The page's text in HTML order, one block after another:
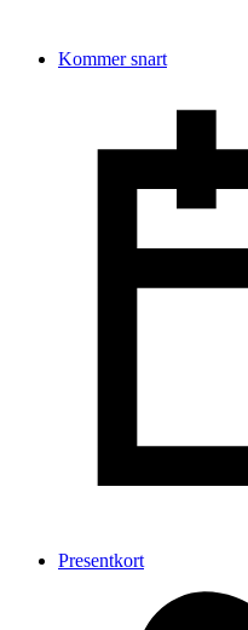
Kommer snart
Presentkort